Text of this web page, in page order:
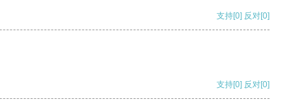
支持[0] 反对[0]
支持[0] 反对[0]